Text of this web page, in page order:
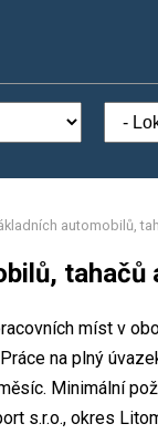
automobilů,
tahačů
míst v
na plný
Minimální
s.r.o., okres